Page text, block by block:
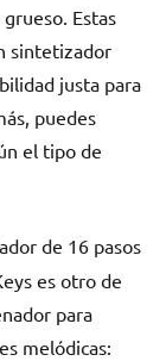
Estas
sintetizador
justa para
puedes
el tipo de
de 16 pasos
es otro de
para
melódicas: